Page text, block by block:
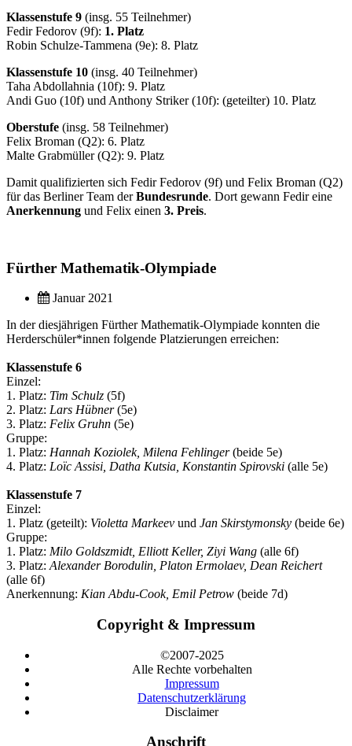
Klassenstufe 9 (insg. 55 Teilnehmer)
Fedir Fedorov (9f): 1. Platz
Robin Schulze-Tammena (9e): 8. Platz
Klassenstufe 10 (insg. 40 Teilnehmer)
Taha Abdollahnia (10f): 9. Platz
Andi Guo (10f) und Anthony Striker (10f): (geteilter) 10. Platz
Oberstufe (insg. 58 Teilnehmer)
Felix Broman (Q2): 6. Platz
Malte Grabmüller (Q2): 9. Platz
Damit qualifizierten sich Fedir Fedorov (9f) und Felix Broman (Q2)
für das Berliner Team derBundesrunde. Dort gewann Fedir eine
Anerkennung und Felix einen 3. Preis.
Fürther Mathematik-Olympiade
Januar 2021
In der diesjährigen Fürther Mathematik-Olympiade konnten die
Herderschüler*innen folgende Platzierungen erreichen:
Klassenstufe 6
Einzel:
1. Platz: Tim Schulz (5f)
2. Platz: Lars Hübner(5e)
3. Platz: Felix Gruhn (5e)
Gruppe:
1. Platz: Hannah Koziolek, Milena Fehlinger(beide 5e)
4. Platz: Loïc Assisi, Datha Kutsia, Konstantin Spirovski (alle 5e)
Klassenstufe 7
Einzel:
1. Platz (geteilt): Violetta Markeev und Jan Skirstymonsky (beide 6e)
Gruppe:
1. Platz: Milo Goldszmidt, Elliott Keller, Ziyi Wang (alle 6f)
3. Platz: Alexander Borodulin, Platon Ermolaev, Dean Reichert
(alle 6f)
Anerkennung: Kian Abdu-Cook, Emil Petrow (beide 7d)
Copyright & Impressum
©2007-2025
Alle Rechte vorbehalten
Impressum
Datenschutzerklärung
Disclaimer
Anschrift